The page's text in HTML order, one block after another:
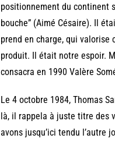
positionnement du continent
bouche” (Aimé Césaire). Il
prend en charge, qui valorise
produit. Il était notre espoir.
consacra en 1990 Valère
Le 4 octobre 1984, Thomas
là, il rappela à juste titre des
avons jusqu’ici tendu l’autre